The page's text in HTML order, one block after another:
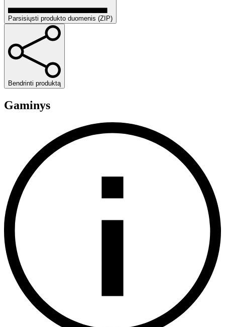
Parsisiųsti produkto duomenis (ZIP)
Bendrinti produktą
Gaminys